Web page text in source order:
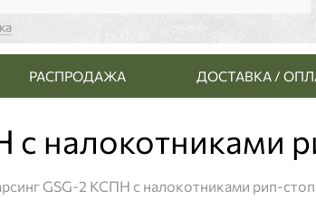
РАСПРОДАЖА ДОСТАВКА /
с налокотниками
GSG-2 КСПН с налокотниками рип-